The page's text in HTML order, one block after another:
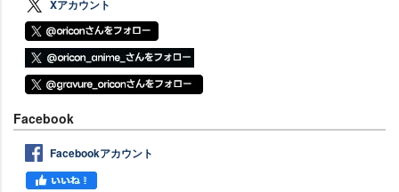
Xアカウント
Facebook
Facebookアカウント